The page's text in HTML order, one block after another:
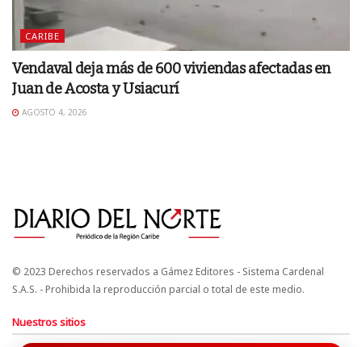
CARIBE
Vendaval deja más de 600 viviendas afectadas en
Juan de Acosta y Usiacurí
AGOSTO 4, 2026
© 2023 Derechos reservados a Gámez Editores - Sistema Cardenal
S.A.S. - Prohibida la reproducción parcial o total de este medio.
Nuestros sitios